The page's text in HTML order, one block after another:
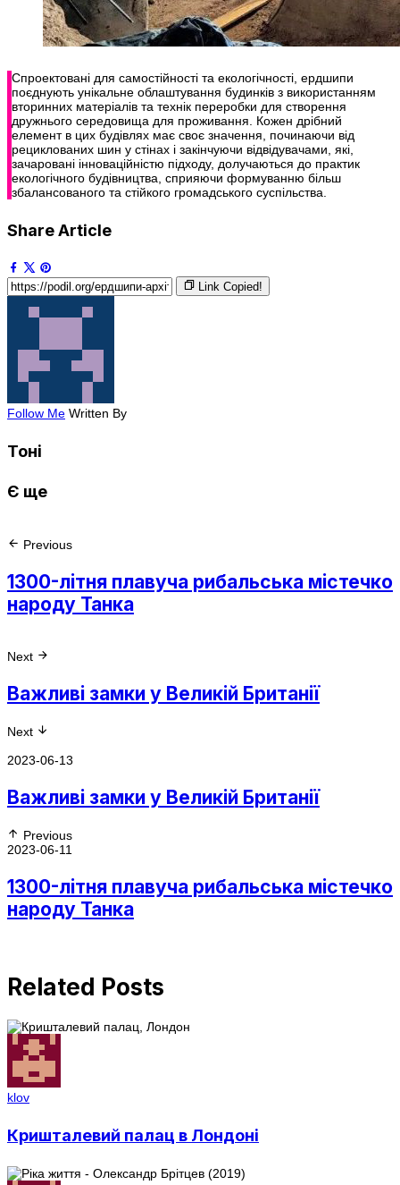
Спроектовані для самостійності та екологічності, ердшипи
поєднують унікальне облаштування будинків з використанням
вторинних матеріалів та технік переробки для створення
дружнього середовища для проживання. Кожен дрібний
елемент в цих будівлях має своє значення, починаючи від
рециклованих шин у стінах і закінчуючи відвідувачами, які,
зачаровані інноваційністю підходу, долучаються до практик
екологічного будівництва, сприяючи формуванню більш
збалансованого та стійкого громадського суспільства.
Share Article
Link Copied!
Follow Me Written By
Тоні
Є ще
Previous
1300-літня плавуча рибальська містечко
народу Танка
Next
Важливі замки у Великій Британії
Next
2023-06-13
Важливі замки у Великій Британії
Previous
2023-06-11
1300-літня плавуча рибальська містечко
народу Танка
Related Posts
klov
Кришталевий палац в Лондоні